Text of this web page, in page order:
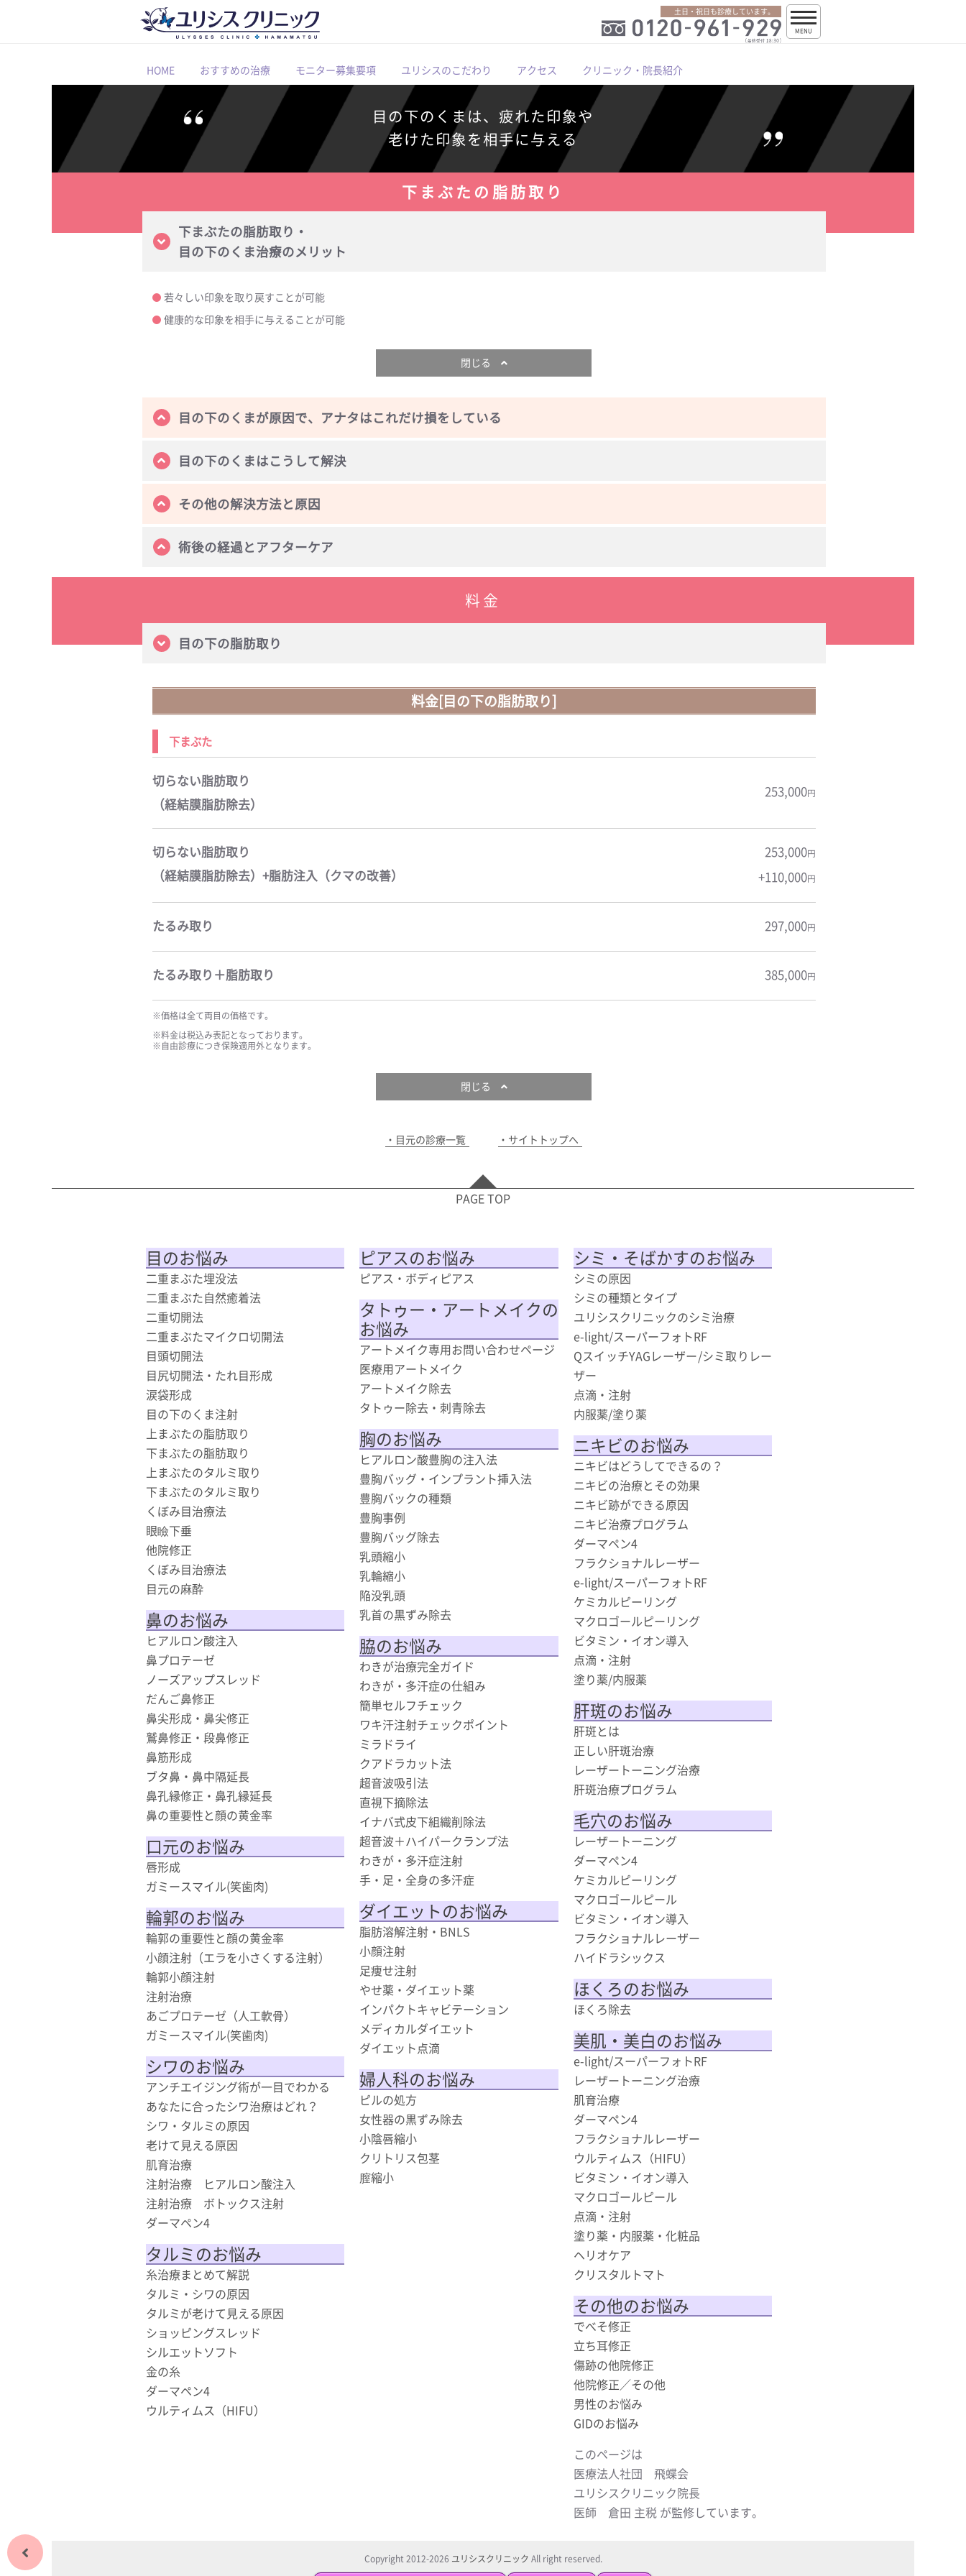
土日・祝日も診療しています。
MENU
HOME おすすめの治療 モニター募集要項 ユリシスのこだわり アクセス クリニック・院長紹介
目の下のくまは、疲れた印象や
老けた印象を相手に与える
下まぶたの脂肪取り
下まぶたの脂肪取り・
目の下のくま治療のメリット
若々しい印象を取り戻すことが可能
健康的な印象を相手に与えることが可能
閉じる
目の下のくまが原因で、アナタはこれだけ損をしている
目の下のくまはこうして解決
その他の解決方法と原因
術後の経過とアフターケア
料金
目の下の脂肪取り
料金[目の下の脂肪取り]
下まぶた
切らない脂肪取り
（経結膜脂肪除去）
253,000円
切らない脂肪取り
（経結膜脂肪除去）+脂肪注入（クマの改善）
253,000円
+110,000円
たるみ取り 297,000円
たるみ取り＋脂肪取り 385,000円
※価格は全て両目の価格です。
※料金は税込み表記となっております。
※自由診療につき保険適用外となります。
閉じる
目元の診療一覧 サイトトップへ
PAGE TOP
目のお悩み
二重まぶた埋没法
二重まぶた自然癒着法
二重切開法
二重まぶたマイクロ切開法
目頭切開法
目尻切開法・たれ目形成
涙袋形成
目の下のくま注射
上まぶたの脂肪取り
下まぶたの脂肪取り
上まぶたのタルミ取り
下まぶたのタルミ取り
くぼみ目治療法
眼瞼下垂
他院修正
くぼみ目治療法
目元の麻酔
鼻のお悩み
ヒアルロン酸注入
鼻プロテーゼ
ノーズアップスレッド
だんご鼻修正
鼻尖形成・鼻尖修正
鷲鼻修正・段鼻修正
鼻筋形成
ブタ鼻・鼻中隔延長
鼻孔縁修正・鼻孔縁延長
鼻の重要性と顔の黄金率
口元のお悩み
唇形成
ガミースマイル(笑歯肉)
輪郭のお悩み
輪郭の重要性と顔の黄金率
小顔注射（エラを小さくする注射）
輪郭小顔注射
注射治療
あごプロテーゼ（人工軟骨）
ガミースマイル(笑歯肉)
シワのお悩み
アンチエイジング術が一目でわかる
あなたに合ったシワ治療はどれ？
シワ・タルミの原因
老けて見える原因
肌育治療
注射治療 ヒアルロン酸注入
注射治療 ボトックス注射
ダーマペン4
タルミのお悩み
糸治療まとめて解説
タルミ・シワの原因
タルミが老けて見える原因
ショッピングスレッド
シルエットソフト
金の糸
ダーマペン4
ウルティムス（HIFU）
ピアスのお悩み
ピアス・ボディピアス
タトゥー・アートメイクの
お悩み
アートメイク専用お問い合わせページ
医療用アートメイク
アートメイク除去
タトゥー除去・刺青除去
胸のお悩み
ヒアルロン酸豊胸の注入法
豊胸バッグ・インプラント挿入法
豊胸バックの種類
豊胸事例
豊胸バッグ除去
乳頭縮小
乳輪縮小
陥没乳頭
乳首の黒ずみ除去
脇のお悩み
わきが治療完全ガイド
わきが・多汗症の仕組み
簡単セルフチェック
ワキ汗注射チェックポイント
ミラドライ
クアドラカット法
超音波吸引法
直視下摘除法
イナバ式皮下組織削除法
超音波＋ハイパークランプ法
わきが・多汗症注射
手・足・全身の多汗症
ダイエットのお悩み
脂肪溶解注射・BNLS
小顔注射
足痩せ注射
やせ薬・ダイエット薬
インパクトキャビテーション
メディカルダイエット
ダイエット点滴
婦人科のお悩み
ピルの処方
女性器の黒ずみ除去
小陰唇縮小
クリトリス包茎
膣縮小
シミ・そばかすのお悩み
シミの原因
シミの種類とタイプ
ユリシスクリニックのシミ治療
e-light/スーパーフォトRF
QスイッチYAGレーザー/シミ取りレー
ザー
点滴・注射
内服薬/塗り薬
ニキビのお悩み
ニキビはどうしてできるの？
ニキビの治療とその効果
ニキビ跡ができる原因
ニキビ治療プログラム
ダーマペン4
フラクショナルレーザー
e-light/スーパーフォトRF
ケミカルピーリング
マクロゴールピーリング
ビタミン・イオン導入
点滴・注射
塗り薬/内服薬
肝斑のお悩み
肝斑とは
正しい肝斑治療
レーザートーニング治療
肝斑治療プログラム
毛穴のお悩み
レーザートーニング
ダーマペン4
ケミカルピーリング
マクロゴールピール
ビタミン・イオン導入
フラクショナルレーザー
ハイドラシックス
ほくろのお悩み
ほくろ除去
美肌・美白のお悩み
e-light/スーパーフォトRF
レーザートーニング治療
肌育治療
ダーマペン4
フラクショナルレーザー
ウルティムス（HIFU）
ビタミン・イオン導入
マクロゴールピール
点滴・注射
塗り薬・内服薬・化粧品
ヘリオケア
クリスタルトマト
その他のお悩み
でべそ修正
立ち耳修正
傷跡の他院修正
他院修正／その他
男性のお悩み
GIDのお悩み
このページは
医療法人社団 飛蝶会
ユリシスクリニック院長
医師 倉田 主税 が監修しています。
Copyright 2012-2026 ユリシスクリニック All right reserved.